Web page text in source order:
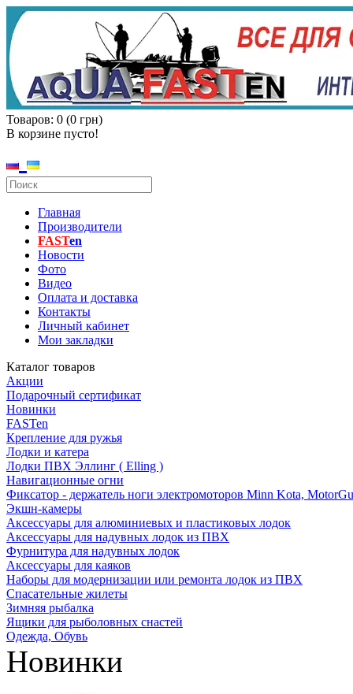
Товаров: 0 (0 грн)
В корзине пусто!
Главная
Производители
FASTen
Новости
Фото
Видео
Оплата и доставка
Контакты
Личный кабинет
Мои закладки
Каталог товаров
Акции
Подарочный сертификат
Новинки
FASTen
Крепление для ружья
Лодки и катера
Лодки ПВХ Эллинг ( Elling )
Навигационные огни
Фиксатор - держатель ноги электромоторов Minn Kota,
Экшн-камеры
Аксессуары для алюминиевых и пластиковых лодок
Аксессуары для надувных лодок из ПВХ
Фурнитура для надувных лодок
Аксессуары для каяков
Наборы для модернизации или ремонта лодок из ПВХ
Спасательные жилеты
Зимняя рыбалка
Ящики для рыболовных снастей
Одежда, Обувь
Новинки